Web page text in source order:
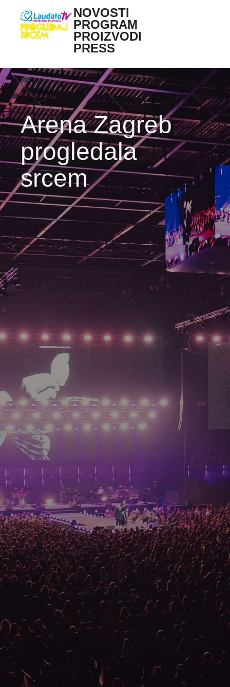
Main navigation
NOVOSTI
PROGRAM
PROIZVODI
PRESS
Arena Zagreb
progledala
srcem